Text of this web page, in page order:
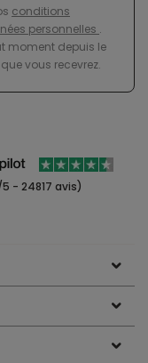
conditions
personnelles .
moment depuis le
vous recevrez.
- 24817 avis)